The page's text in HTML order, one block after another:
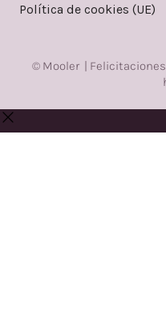
Política de cookies (UE)
© Mooler |